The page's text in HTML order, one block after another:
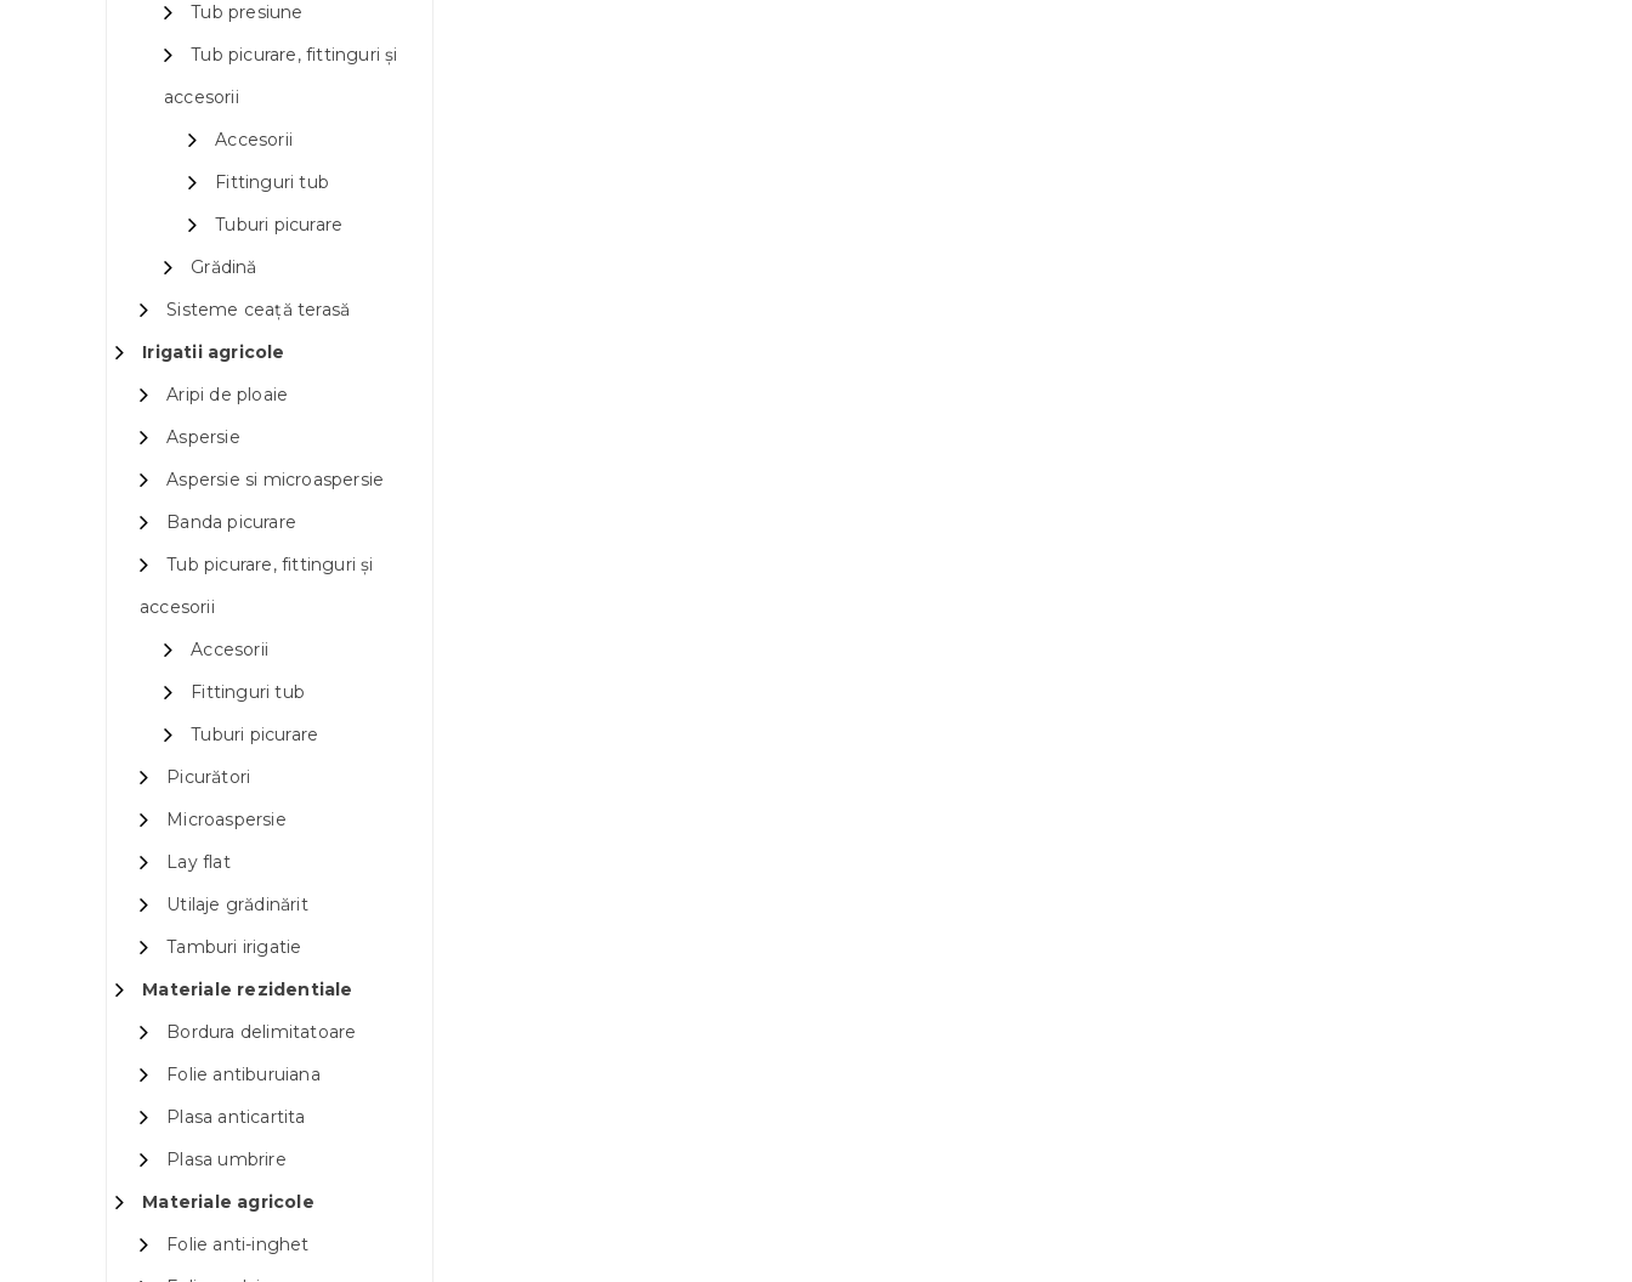
Tub presiune
Tub picurare, fittinguri și
accesorii
Accesorii
Fittinguri tub
Tuburi picurare
Grădină
Sisteme ceață terasă
Irigatii agricole
Aripi de ploaie
Aspersie
Aspersie si microaspersie
Banda picurare
Tub picurare, fittinguri și
accesorii
Accesorii
Fittinguri tub
Tuburi picurare
Picurători
Microaspersie
Lay flat
Utilaje grădinărit
Tamburi irigatie
Materiale rezidentiale
Bordura delimitatoare
Folie antiburuiana
Plasa anticartita
Plasa umbrire
Materiale agricole
Folie anti-inghet